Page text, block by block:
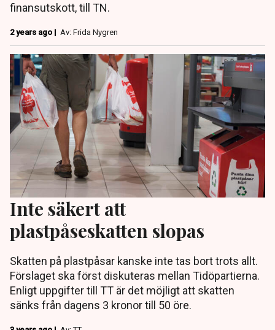
finansutskott, till TN.
2 years ago | Av: Frida Nygren
Inte säkert att
plastpåseskatten slopas
Skatten på plastpåsar kanske inte tas bort trots allt.
Förslaget ska först diskuteras mellan Tidöpartierna.
Enligt uppgifter till TT är det möjligt att skatten
sänks från dagens 3 kronor till 50 öre.